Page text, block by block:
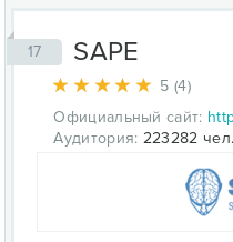
17 SAPE
5 (4)
Официальный сайт:
Аудитория: 223282 чел.